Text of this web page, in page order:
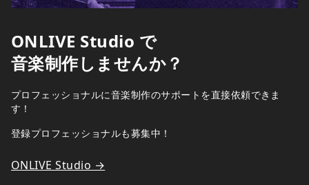
ONLIVE Studio で
音楽制作しませんか？
プロフェッショナルに音楽制作のサポートを直接依頼できま
す！
登録プロフェッショナルも募集中！
ONLIVE Studio →